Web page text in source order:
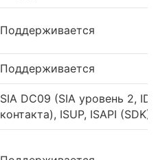
Поддерживается
Поддерживается
SIA DC09 (SIA уровень 2, ID
контакта), ISUP, ISAPI (SDK)